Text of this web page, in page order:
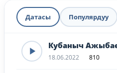
Датасы Популярдуу
Кубаныч
18.06.2022 810